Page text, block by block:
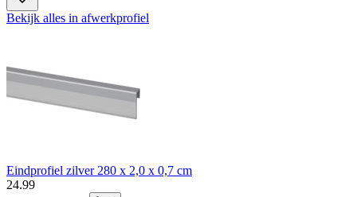
Bekijk alles in afwerkprofiel
Eindprofiel zilver 280 x 2,0 x 0,7 cm
24.99